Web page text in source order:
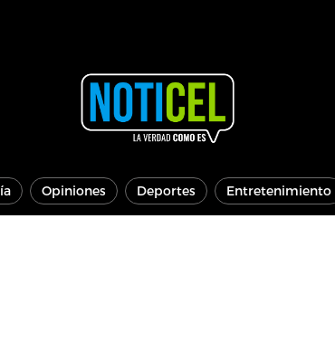
Opiniones Deportes Entretenimiento